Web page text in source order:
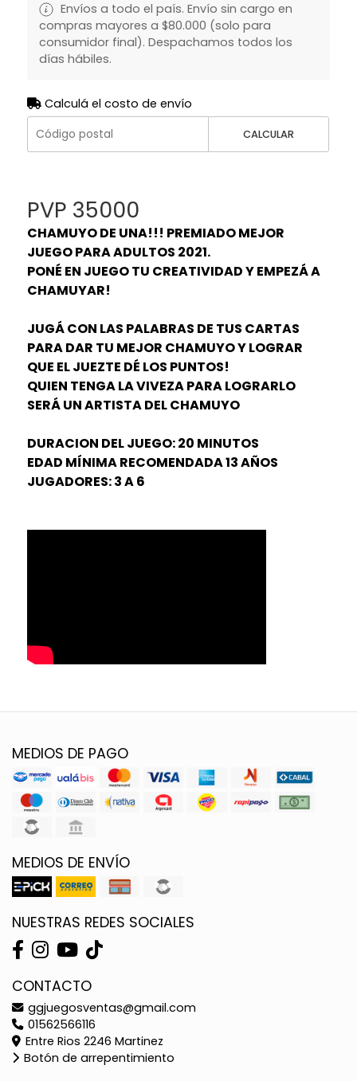
Envíos a todo el país. Envío sin cargo en
compras mayores a $80.000 (solo para
consumidor final). Despachamos todos los
días hábiles.
Calculá el costo de envío
CALCULAR
PVP 35000
CHAMUYO DE UNA!!! PREMIADO MEJOR
JUEGO PARA ADULTOS 2021.
PONÉ EN JUEGO TU CREATIVIDAD Y EMPEZÁ A
CHAMUYAR!
JUGÁ CON LAS PALABRAS DE TUS CARTAS
PARA DAR TU MEJOR CHAMUYO Y LOGRAR
QUE EL JUEZTE DÉ LOS PUNTOS!
QUIEN TENGA LA VIVEZA PARA LOGRARLO
SERÁ UN ARTISTA DEL CHAMUYO
DURACION DEL JUEGO: 20 MINUTOS
EDAD MÍNIMA RECOMENDADA 13 AÑOS
JUGADORES: 3 A 6
MEDIOS DE PAGO
MEDIOS DE ENVÍO
NUESTRAS REDES SOCIALES
CONTACTO
ggjuegosventas@gmail.com
01562566116
Entre Rios 2246 Martinez
Botón de arrepentimiento